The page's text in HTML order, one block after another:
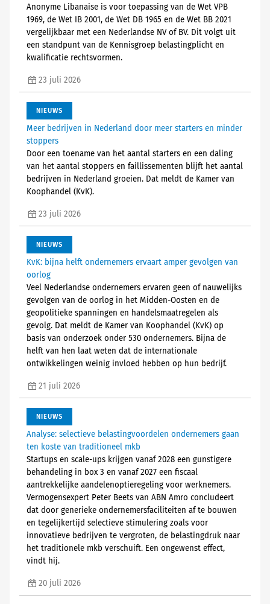
Anonyme Libanaise is voor toepassing van de Wet VPB
1969, de Wet IB 2001, de Wet DB 1965 en de Wet BB 2021
vergelijkbaar met een Nederlandse NV of BV. Dit volgt uit
een standpunt van de Kennisgroep belastingplicht en
kwalificatie rechtsvormen.
23 juli 2026
NIEUWS
Meer bedrijven in Nederland door meer starters en minder
stoppers
Door een toename van het aantal starters en een daling
van het aantal stoppers en faillissementen blijft het aantal
bedrijven in Nederland groeien. Dat meldt de Kamer van
Koophandel (KvK).
23 juli 2026
NIEUWS
KvK: bijna helft ondernemers ervaart amper gevolgen van
oorlog
Veel Nederlandse ondernemers ervaren geen of nauwelijks
gevolgen van de oorlog in het Midden-Oosten en de
geopolitieke spanningen en handelsmaatregelen als
gevolg. Dat meldt de Kamer van Koophandel (KvK) op
basis van onderzoek onder 530 ondernemers. Bijna de
helft van hen laat weten dat de internationale
ontwikkelingen weinig invloed hebben op hun bedrijf.
21 juli 2026
NIEUWS
Analyse: selectieve belastingvoordelen ondernemers gaan
ten koste van traditioneel mkb
Startups en scale-ups krijgen vanaf 2028 een gunstigere
behandeling in box 3 en vanaf 2027 een fiscaal
aantrekkelijke aandelenoptieregeling voor werknemers.
Vermogensexpert Peter Beets van ABN Amro concludeert
dat door generieke ondernemersfaciliteiten af te bouwen
en tegelijkertijd selectieve stimulering zoals voor
innovatieve bedrijven te vergroten, de belastingdruk naar
het traditionele mkb verschuift. Een ongewenst effect,
vindt hij.
20 juli 2026